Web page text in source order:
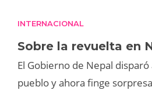
INTERNACIONAL
Sobre la revuelta en
El Gobierno de Nepal
pueblo y ahora finge